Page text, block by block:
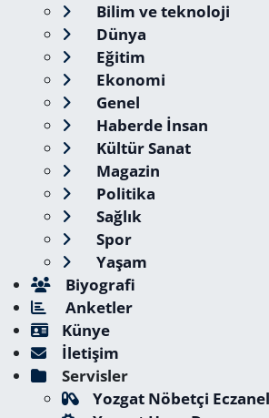
Bilim ve teknoloji
Dünya
Eğitim
Ekonomi
Genel
Haberde İnsan
Kültür Sanat
Magazin
Politika
Sağlık
Spor
Yaşam
Biyografi
Anketler
Künye
İletişim
Servisler
Yozgat Nöbetçi